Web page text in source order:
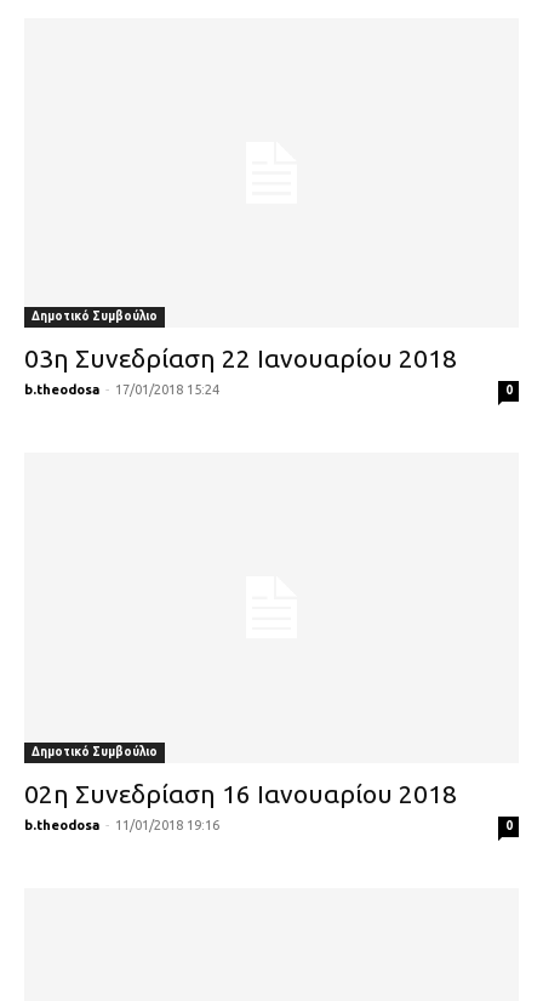
Δημοτικό Συμβούλιο
03η Συνεδρίαση 22 Ιανουαρίου 2018
b.theodosa - 17/01/2018 15:24 0
Δημοτικό Συμβούλιο
02η Συνεδρίαση 16 Ιανουαρίου 2018
b.theodosa - 11/01/2018 19:16 0